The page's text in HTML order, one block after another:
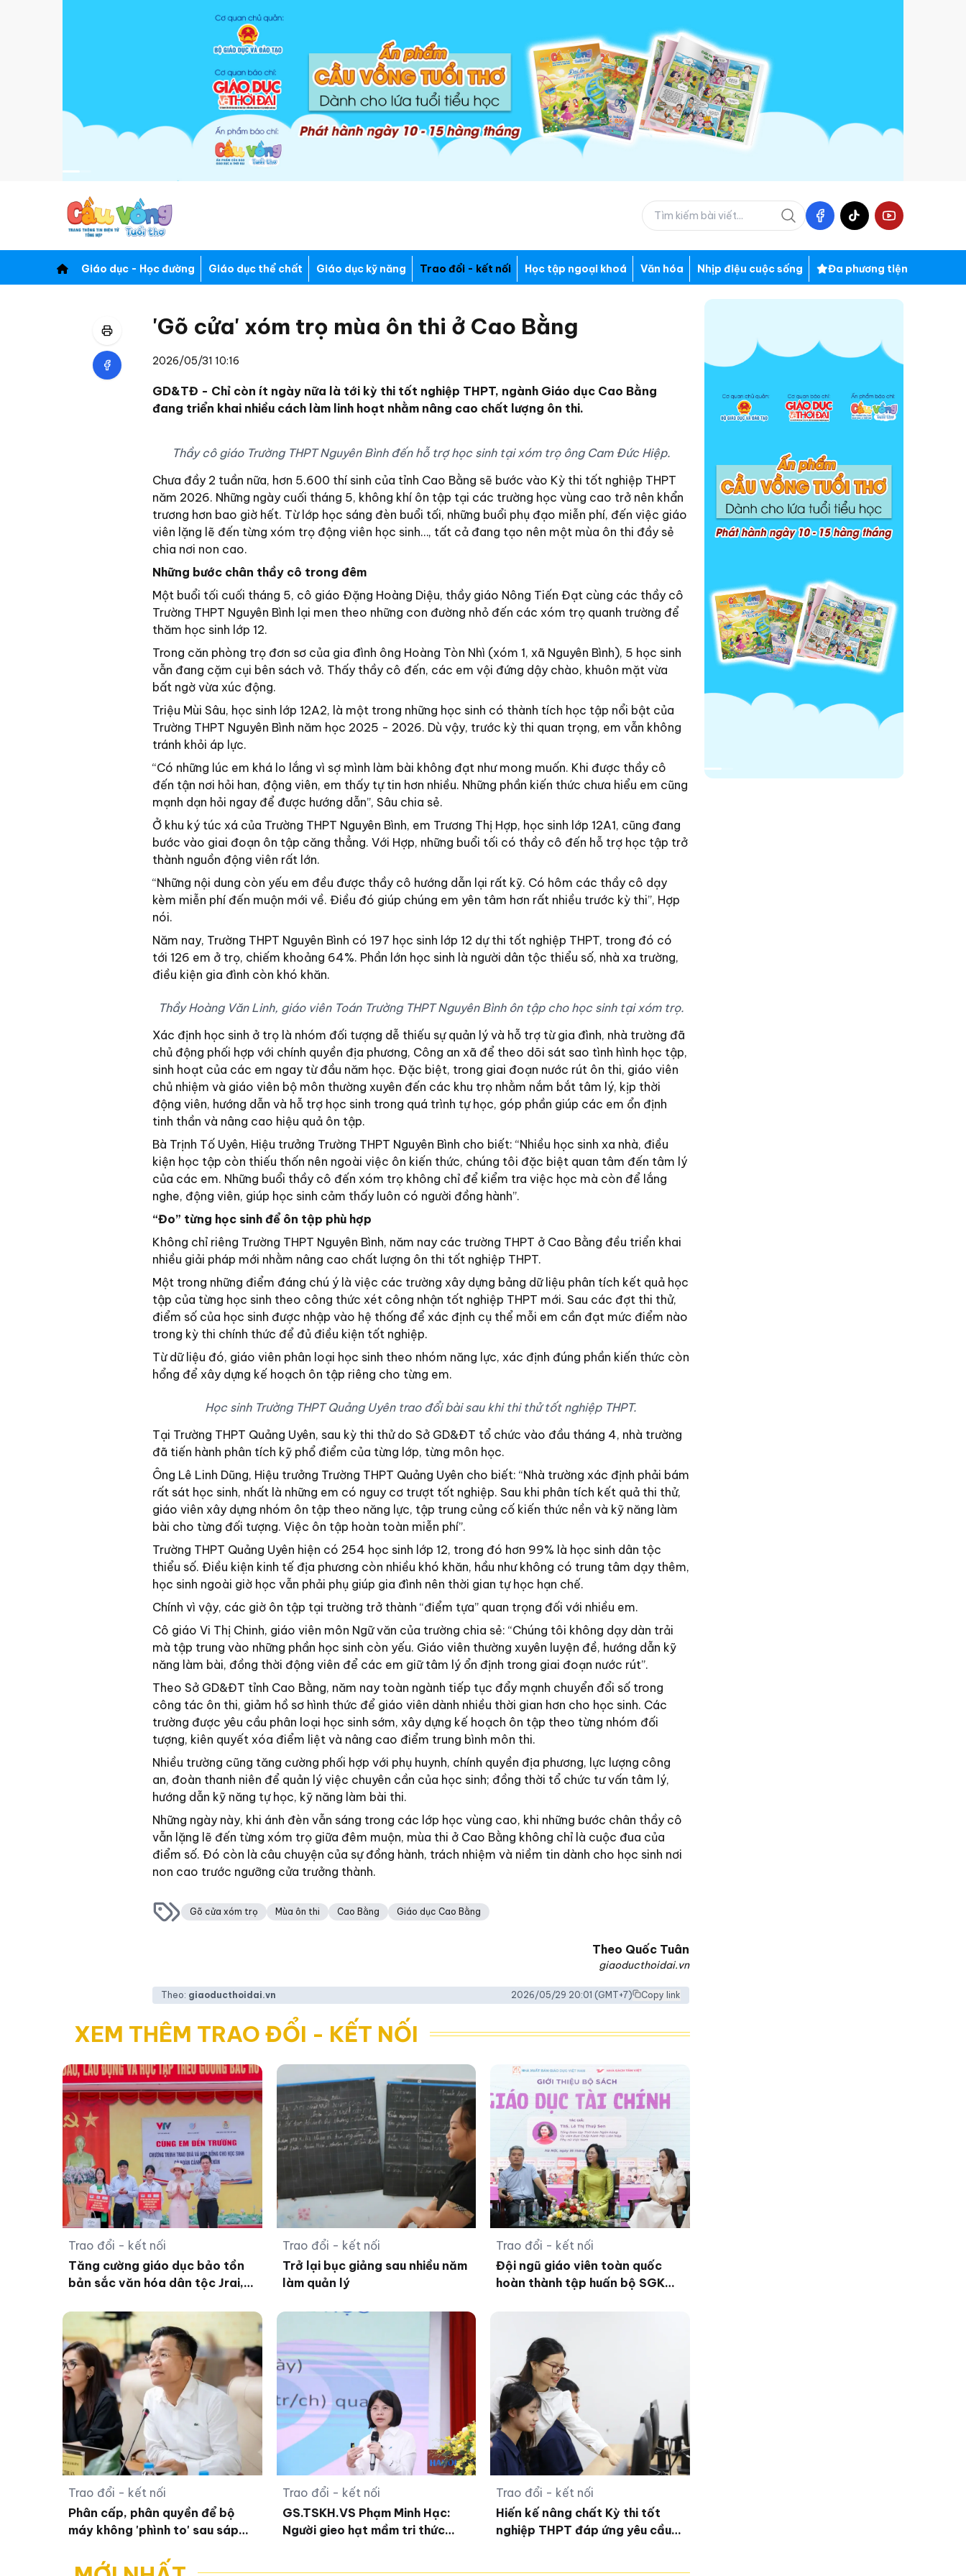
Giáo dục - Học đường Giáo dục thể chất Giáo dục kỹ năng Trao đổi - kết nối Học tập ngoại khoá Văn hóa Nhịp điệu cuộc sống Đa phương tiện
'Gõ cửa' xóm trọ mùa ôn thi ở Cao Bằng
2026/05/31 10:16
GD&TĐ - Chỉ còn ít ngày nữa là tới kỳ thi tốt nghiệp THPT, ngành Giáo dục Cao Bằng
đang triển khai nhiều cách làm linh hoạt nhằm nâng cao chất lượng ôn thi.
Thầy cô giáo Trường THPT Nguyên Bình đến hỗ trợ học sinh tại xóm trọ ông Cam Đức Hiệp.
Chưa đầy 2 tuần nữa, hơn 5.600 thí sinh của tỉnh Cao Bằng sẽ bước vào Kỳ thi tốt nghiệp THPT
năm 2026. Những ngày cuối tháng 5, không khí ôn tập tại các trường học vùng cao trở nên khẩn
trương hơn bao giờ hết. Từ lớp học sáng đèn buổi tối, những buổi phụ đạo miễn phí, đến việc giáo
viên lặng lẽ đến từng xóm trọ động viên học sinh…, tất cả đang tạo nên một mùa ôn thi đầy sẻ
chia nơi non cao.
Những bước chân thầy cô trong đêm
Một buổi tối cuối tháng 5, cô giáo Đặng Hoàng Diệu, thầy giáo Nông Tiến Đạt cùng các thầy cô
Trường THPT Nguyên Bình lại men theo những con đường nhỏ đến các xóm trọ quanh trường để
thăm học sinh lớp 12.
Trong căn phòng trọ đơn sơ của gia đình ông Hoàng Tòn Nhì (xóm 1, xã Nguyên Bình), 5 học sinh
vẫn đang cặm cụi bên sách vở. Thấy thầy cô đến, các em vội đứng dậy chào, khuôn mặt vừa
bất ngờ vừa xúc động.
Triệu Mùi Sâu, học sinh lớp 12A2, là một trong những học sinh có thành tích học tập nổi bật của
Trường THPT Nguyên Bình năm học 2025 - 2026. Dù vậy, trước kỳ thi quan trọng, em vẫn không
tránh khỏi áp lực.
“Có những lúc em khá lo lắng vì sợ mình làm bài không đạt như mong muốn. Khi được thầy cô
đến tận nơi hỏi han, động viên, em thấy tự tin hơn nhiều. Những phần kiến thức chưa hiểu em cũng
mạnh dạn hỏi ngay để được hướng dẫn”, Sâu chia sẻ.
Ở khu ký túc xá của Trường THPT Nguyên Bình, em Trương Thị Hợp, học sinh lớp 12A1, cũng đang
bước vào giai đoạn ôn tập căng thẳng. Với Hợp, những buổi tối có thầy cô đến hỗ trợ học tập trở
thành nguồn động viên rất lớn.
“Những nội dung còn yếu em đều được thầy cô hướng dẫn lại rất kỹ. Có hôm các thầy cô dạy
kèm miễn phí đến muộn mới về. Điều đó giúp chúng em yên tâm hơn rất nhiều trước kỳ thi”, Hợp
nói.
Năm nay, Trường THPT Nguyên Bình có 197 học sinh lớp 12 dự thi tốt nghiệp THPT, trong đó có
tới 126 em ở trọ, chiếm khoảng 64%. Phần lớn học sinh là người dân tộc thiểu số, nhà xa trường,
điều kiện gia đình còn khó khăn.
Thầy Hoàng Văn Linh, giáo viên Toán Trường THPT Nguyên Bình ôn tập cho học sinh tại xóm trọ.
Xác định học sinh ở trọ là nhóm đối tượng dễ thiếu sự quản lý và hỗ trợ từ gia đình, nhà trường đã
chủ động phối hợp với chính quyền địa phương, Công an xã để theo dõi sát sao tình hình học tập,
sinh hoạt của các em ngay từ đầu năm học. Đặc biệt, trong giai đoạn nước rút ôn thi, giáo viên
chủ nhiệm và giáo viên bộ môn thường xuyên đến các khu trọ nhằm nắm bắt tâm lý, kịp thời
động viên, hướng dẫn và hỗ trợ học sinh trong quá trình tự học, góp phần giúp các em ổn định
tinh thần và nâng cao hiệu quả ôn tập.
Bà Trịnh Tố Uyên, Hiệu trưởng Trường THPT Nguyên Bình cho biết: “Nhiều học sinh xa nhà, điều
kiện học tập còn thiếu thốn nên ngoài việc ôn kiến thức, chúng tôi đặc biệt quan tâm đến tâm lý
của các em. Những buổi thầy cô đến xóm trọ không chỉ để kiểm tra việc học mà còn để lắng
nghe, động viên, giúp học sinh cảm thấy luôn có người đồng hành”.
“Đo” từng học sinh để ôn tập phù hợp
Không chỉ riêng Trường THPT Nguyên Bình, năm nay các trường THPT ở Cao Bằng đều triển khai
nhiều giải pháp mới nhằm nâng cao chất lượng ôn thi tốt nghiệp THPT.
Một trong những điểm đáng chú ý là việc các trường xây dựng bảng dữ liệu phân tích kết quả học
tập của từng học sinh theo công thức xét công nhận tốt nghiệp THPT mới. Sau các đợt thi thử,
điểm số của học sinh được nhập vào hệ thống để xác định cụ thể mỗi em cần đạt mức điểm nào
trong kỳ thi chính thức để đủ điều kiện tốt nghiệp.
Từ dữ liệu đó, giáo viên phân loại học sinh theo nhóm năng lực, xác định đúng phần kiến thức còn
hổng để xây dựng kế hoạch ôn tập riêng cho từng em.
Học sinh Trường THPT Quảng Uyên trao đổi bài sau khi thi thử tốt nghiệp THPT.
Tại Trường THPT Quảng Uyên, sau kỳ thi thử do Sở GD&ĐT tổ chức vào đầu tháng 4, nhà trường
đã tiến hành phân tích kỹ phổ điểm của từng lớp, từng môn học.
Ông Lê Linh Dũng, Hiệu trưởng Trường THPT Quảng Uyên cho biết: “Nhà trường xác định phải bám
rất sát học sinh, nhất là những em có nguy cơ trượt tốt nghiệp. Sau khi phân tích kết quả thi thử,
giáo viên xây dựng nhóm ôn tập theo năng lực, tập trung củng cố kiến thức nền và kỹ năng làm
bài cho từng đối tượng. Việc ôn tập hoàn toàn miễn phí”.
Trường THPT Quảng Uyên hiện có 254 học sinh lớp 12, trong đó hơn 99% là học sinh dân tộc
thiểu số. Điều kiện kinh tế địa phương còn nhiều khó khăn, hầu như không có trung tâm dạy thêm,
học sinh ngoài giờ học vẫn phải phụ giúp gia đình nên thời gian tự học hạn chế.
Chính vì vậy, các giờ ôn tập tại trường trở thành “điểm tựa” quan trọng đối với nhiều em.
Cô giáo Vi Thị Chinh, giáo viên môn Ngữ văn của trường chia sẻ: “Chúng tôi không dạy dàn trải
mà tập trung vào những phần học sinh còn yếu. Giáo viên thường xuyên luyện đề, hướng dẫn kỹ
năng làm bài, đồng thời động viên để các em giữ tâm lý ổn định trong giai đoạn nước rút”.
Theo Sở GD&ĐT tỉnh Cao Bằng, năm nay toàn ngành tiếp tục đẩy mạnh chuyển đổi số trong
công tác ôn thi, giảm hồ sơ hình thức để giáo viên dành nhiều thời gian hơn cho học sinh. Các
trường được yêu cầu phân loại học sinh sớm, xây dựng kế hoạch ôn tập theo từng nhóm đối
tượng, kiên quyết xóa điểm liệt và nâng cao điểm trung bình môn thi.
Nhiều trường cũng tăng cường phối hợp với phụ huynh, chính quyền địa phương, lực lượng công
an, đoàn thanh niên để quản lý việc chuyên cần của học sinh; đồng thời tổ chức tư vấn tâm lý,
hướng dẫn kỹ năng tự học, kỹ năng làm bài thi.
Những ngày này, khi ánh đèn vẫn sáng trong các lớp học vùng cao, khi những bước chân thầy cô
vẫn lặng lẽ đến từng xóm trọ giữa đêm muộn, mùa thi ở Cao Bằng không chỉ là cuộc đua của
điểm số. Đó còn là câu chuyện của sự đồng hành, trách nhiệm và niềm tin dành cho học sinh nơi
non cao trước ngưỡng cửa trưởng thành.
Gõ cửa xóm trọ Mùa ôn thi Cao Bằng Giáo dục Cao Bằng
Theo Quốc Tuân
giaoducthoidai.vn
Theo: giaoducthoidai.vn 2026/05/29 20:01 (GMT+7) Copy link
XEM THÊM TRAO ĐỔI - KẾT NỐI
Trao đổi - kết nối
Tăng cường giáo dục bảo tồn
bản sắc văn hóa dân tộc Jrai,
Trao đổi - kết nối
Trở lại bục giảng sau nhiều năm
làm quản lý
Trao đổi - kết nối
Đội ngũ giáo viên toàn quốc
hoàn thành tập huấn bộ SGK
Trao đổi - kết nối
Phân cấp, phân quyền để bộ
máy không 'phình to' sau sáp
Trao đổi - kết nối
GS.TSKH.VS Phạm Minh Hạc:
Người gieo hạt mầm tri thức
Trao đổi - kết nối
Hiến kế nâng chất Kỳ thi tốt
nghiệp THPT đáp ứng yêu cầu